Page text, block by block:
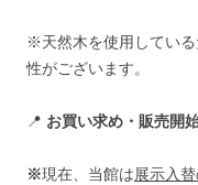
※天然木を使用してい
性がございます。
📍 お買い求め・販売開
※現在、当館は展示入